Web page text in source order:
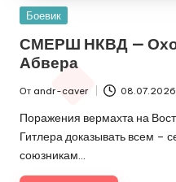
Опубликовано
Боевик
СМЕРШ НКВД —
Абвера
Запись
от
От andr-caver 08.07.2026
Поражения вермахта на
Гитлера доказывать всем –
союзникам…